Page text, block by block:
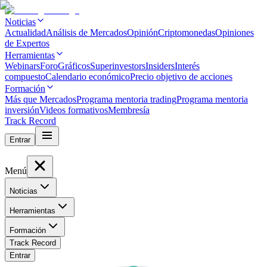
Noticias
ActualidadAnálisis de MercadosOpiniónCriptomonedasOpiniones
de Expertos
Herramientas
WebinarsForoGráficosSuperinvestorsInsidersInterés
compuestoCalendario económicoPrecio objetivo de acciones
Formación
Más que MercadosPrograma mentoria tradingPrograma mentoria
inversiónVideos formativosMembresía
Track Record
Entrar
Menú
Noticias
Herramientas
Formación
Track Record
Entrar